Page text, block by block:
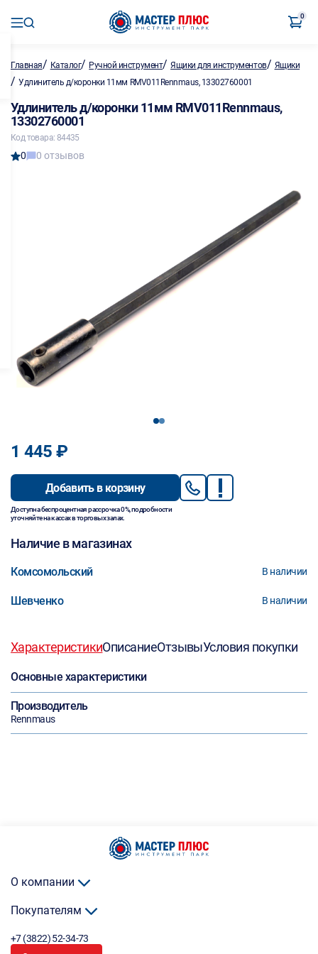
0
Главная/ Каталог/ Ручной инструмент/Ящики для инструментов/ Ящики
/ Удлинитель д/коронки 11мм RMV011Rennmaus, 13302760001
Удлинитель д/коронки 11мм RMV011Rennmaus,
13302760001
Код товара: 84435
0 0 отзывов
12
1 445 ₽
Добавить в корзину
Доступна беспроцентная рассрочка 0%, подробности
уточняйте на кассах в торговых залах.
Наличие в магазинах
Комсомольский В наличии
Шевченко В наличии
ХарактеристикиОписаниеОтзывыУсловия покупки
Основные характеристики
Производитель
Rennmaus
О компании
Покупателям
+7 (3822) 52-34-73